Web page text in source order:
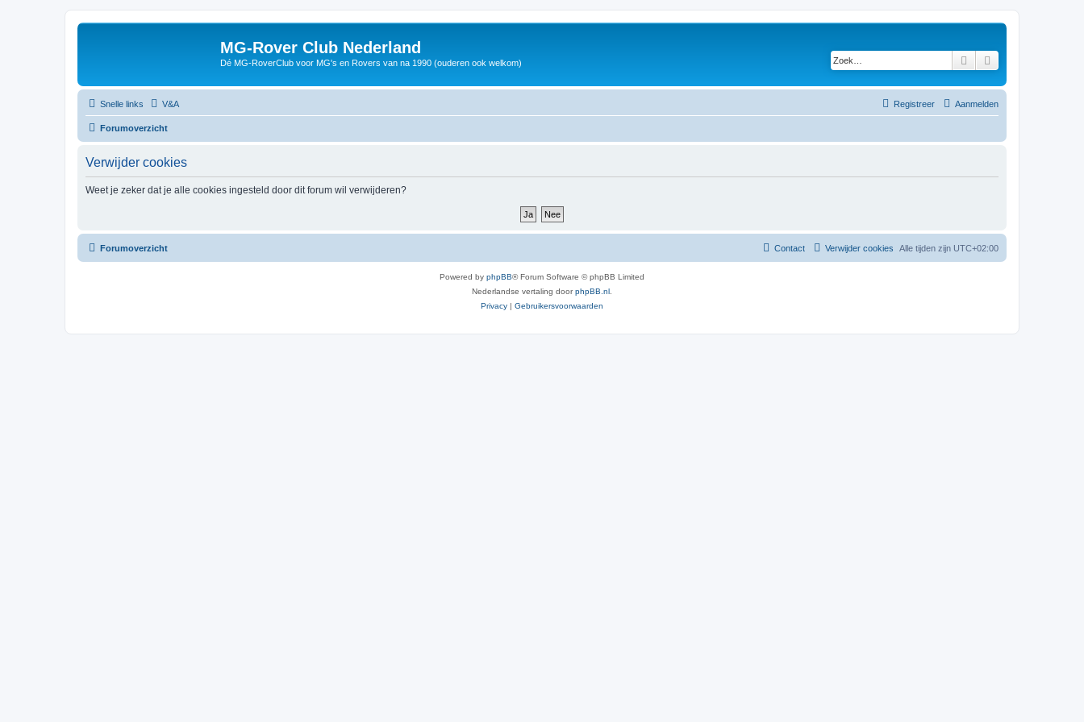
MG-Rover Club Nederland
Dé MG-RoverClub voor MG's en Rovers van na 1990 (ouderen ook welkom) Zoek
Snelle links V&A Aanmelden
Registreer
Forumoverzicht
Verwijder cookies
Weet je zeker dat je alle cookies ingesteld door dit forum wil verwijderen?
Forumoverzicht Alle tijden zijn UTC+02:00
Verwijder cookies
Contact
Powered by phpBB® Forum Software © phpBB Limited
Nederlandse vertaling doorphpBB.nl
Privacy | Gebruikersvoorwaarden